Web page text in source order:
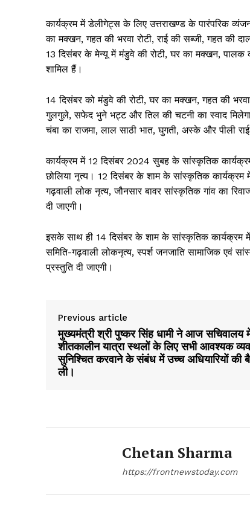
कार्यक्रम में डेलीगेट्स के लिए उत्तराखण्ड के पारंपरिक
का मक्खन, गहत की भरवा रोटी, राई की सब्जी, गहत की
13 दिसंबर के मेन्यू में मंडुवे की रोटी, घर का मक्खन, पालक
शामिल हैं।
14 दिसंबर को मंडुवे की रोटी, घर का मक्खन, गहत की
गुलगुले, सफेद भुने भट्ट और तिल की चटनी का स्वाद
चंबा का राजमा, लाल साठी भात, घुगती, अस्के और पीली
कार्यक्रम में 12 दिसंबर 2024 सुबह के सांस्कृतिक
छोलिया नृत्य। 12 दिसंबर के शाम के सांस्कृतिक
गढ़वाली लोक नृत्य, जौनसार बावर सांस्कृतिक गांव का
दी जाएगी।
इसके साथ ही 14 दिसंबर के शाम के सांस्कृतिक कार्यक्रम
समिति-गढ़वाली लोकनृत्य, स्पर्श जनजाति सामाजिक एवं
प्रस्तुति दी जाएगी।
Previous article
मुख्यमंत्री श्री पुष्कर सिंह धामी ने आज सचिवालय
शीतकालीन यात्रा स्थलों के लिए सभी आवश्यक
सुनिश्चित करवाने के संबंध में उच्च अधियारियों की
ली।
Chetan Sharma
https://frontnewstoday.com